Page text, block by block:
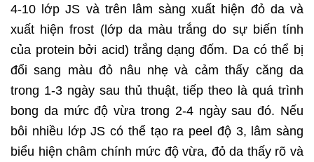
4-10 lớp JS và trên lâm sàng xuất hiện đỏ da và
xuất hiện frost (lớp da màu trắng do sự biến tính
của protein bởi acid) trắng dạng đốm. Da có thể bị
đổi sang màu đỏ nâu nhẹ và cảm thấy căng da
trong 1-3 ngày sau thủ thuật, tiếp theo là quá trình
bong da mức độ vừa trong 2-4 ngày sau đó. Nếu
bôi nhiều lớp JS có thể tạo ra peel độ 3, lâm sàng
biểu hiện châm chính mức độ vừa, đỏ da thấy rõ và